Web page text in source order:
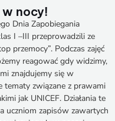
nocy!
Dnia Zapobiegania
I –III przeprowadzili ze
przemocy”. Podczas zajęć
reagować gdy widzimy,
znajdujemy się w
tematy związane z prawami
jak UNICEF. Działania te
uczniom zapisów zawartych